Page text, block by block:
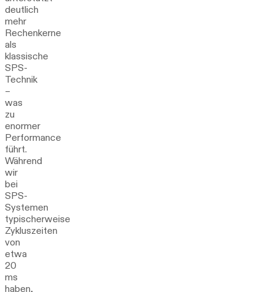
deutlich
mehr
Rechenkerne
als
klassische
SPS-
Technik
–
was
zu
enormer
Performance
führt.
Während
wir
bei
SPS-
Systemen
typischerweise
Zykluszeiten
von
etwa
20
ms
haben,